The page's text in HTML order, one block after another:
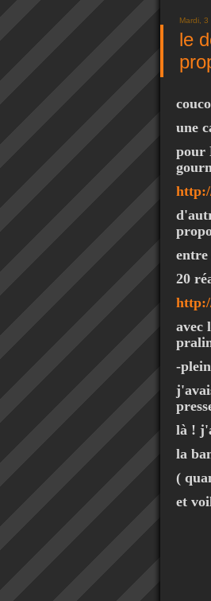
Mardi, 3
le
une
pour
entre
20
avec
-
là !
la
(
et